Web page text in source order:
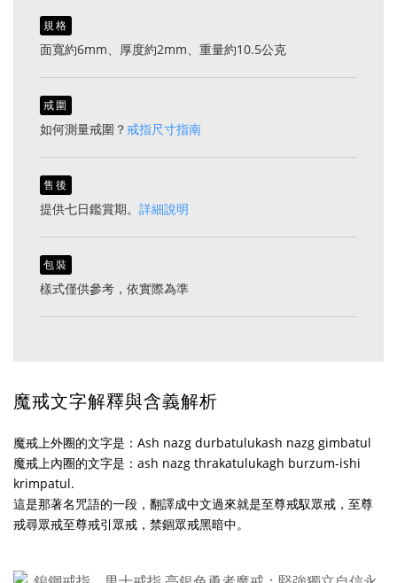
規格
面寬約6mm、厚度約2mm、重量約10.5公克
戒圍
如何測量戒圍？戒指尺寸指南
售後
提供七日鑑賞期。 詳細說明
包裝
樣式僅供參考，依實際為準
魔戒文字解釋與含義解析
魔戒上外圈的文字是：Ash nazg durbatulukash nazg gimbatul
魔戒上內圈的文字是：ash nazg thrakatulukagh burzum-ishi
krimpatul.
這是那著名咒語的一段，翻譯成中文過來就是至尊戒馭眾戒，至尊
戒尋眾戒至尊戒引眾戒，禁錮眾戒黑暗中。